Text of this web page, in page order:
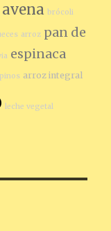
avena brócoli
arroz pan de
espinaca
arroz integral
leche vegetal